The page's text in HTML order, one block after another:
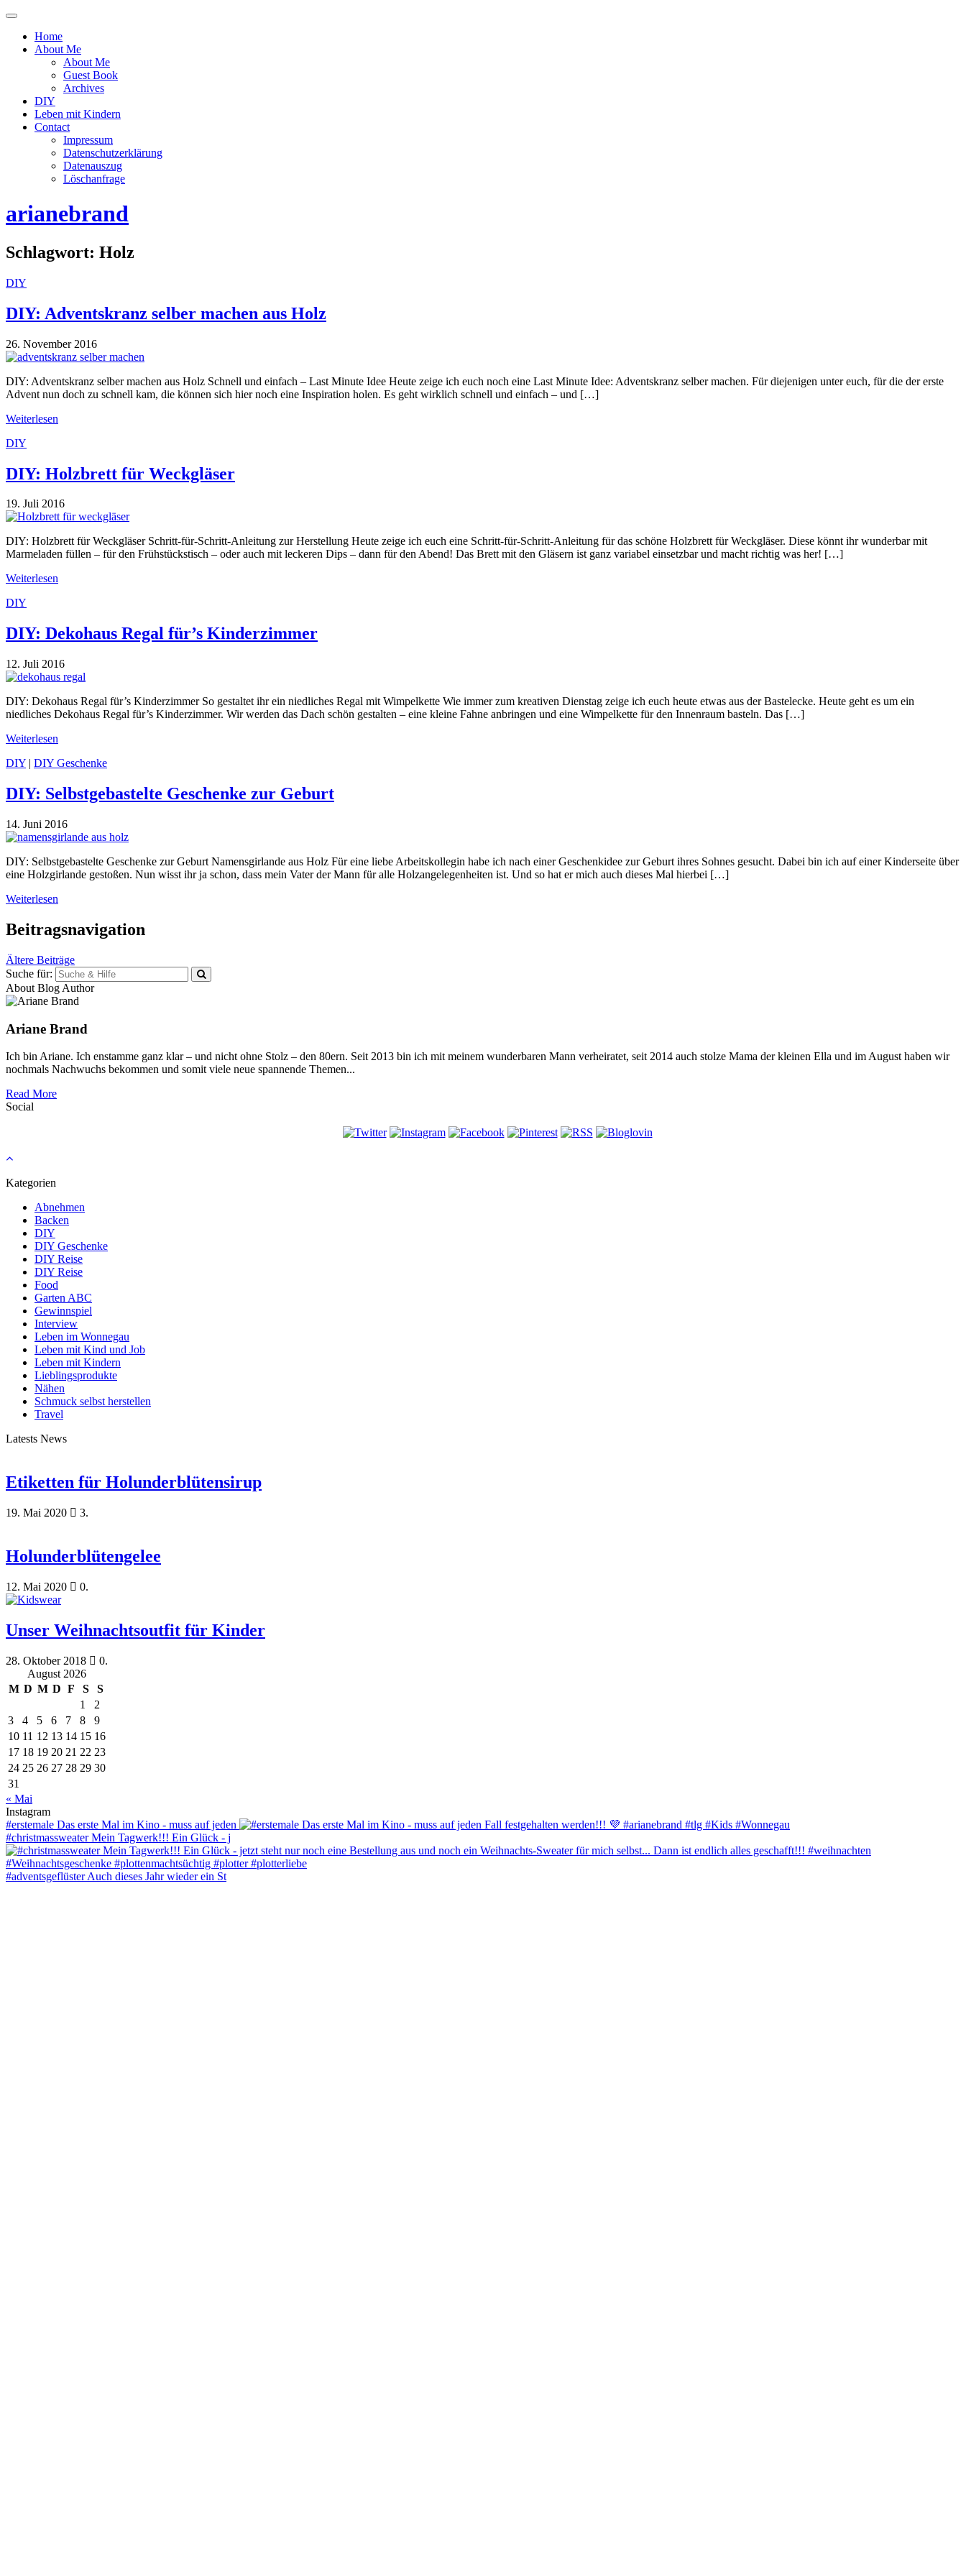
Menü
oder
ausblenden
Home
About Me
About Me
Guest Book
Archives
DIY
Leben mit Kindern
Contact
Impressum
Datenschutzerklärung
Datenauszug
Löschanfrage
arianebrand
Schlagwort: Holz
DIY
DIY: Adventskranz selber machen aus Holz
26. November 2016
DIY: Adventskranz selber machen aus Holz Schnell und einfach – Last Minute Idee Heute zeige ich euch noch eine Last Minute Idee: Adventskranz selber machen. Für diejenigen unter euch, für die der erste
Advent nun doch zu schnell kam, die können sich hier noch eine Inspiration holen. Es geht wirklich schnell und einfach – und […]
Weiterlesen
DIY
DIY: Holzbrett für Weckgläser
19. Juli 2016
DIY: Holzbrett für Weckgläser Schritt-für-Schritt-Anleitung zur Herstellung Heute zeige ich euch eine Schritt-für-Schritt-Anleitung für das schöne Holzbrett für Weckgläser. Diese könnt ihr wunderbar mit
Marmeladen füllen – für den Frühstückstisch – oder auch mit leckeren Dips – dann für den Abend! Das Brett mit den Gläsern ist ganz variabel einsetzbar und macht richtig was her! […]
Weiterlesen
DIY
DIY: Dekohaus Regal für’s Kinderzimmer
12. Juli 2016
DIY: Dekohaus Regal für’s Kinderzimmer So gestaltet ihr ein niedliches Regal mit Wimpelkette Wie immer zum kreativen Dienstag zeige ich euch heute etwas aus der Bastelecke. Heute geht es um ein
niedliches Dekohaus Regal für’s Kinderzimmer. Wir werden das Dach schön gestalten – eine kleine Fahne anbringen und eine Wimpelkette für den Innenraum basteln. Das […]
Weiterlesen
DIY | DIY Geschenke
DIY: Selbstgebastelte Geschenke zur Geburt
14. Juni 2016
DIY: Selbstgebastelte Geschenke zur Geburt Namensgirlande aus Holz Für eine liebe Arbeitskollegin habe ich nach einer Geschenkidee zur Geburt ihres Sohnes gesucht. Dabei bin ich auf einer Kinderseite über
eine Holzgirlande gestoßen. Nun wisst ihr ja schon, dass mein Vater der Mann für alle Holzangelegenheiten ist. Und so hat er mich auch dieses Mal hierbei […]
Weiterlesen
Beitragsnavigation
Ältere Beiträge
Suche für:
About Blog Author
Ariane Brand
Ich bin Ariane. Ich enstamme ganz klar – und nicht ohne Stolz – den 80ern. Seit 2013 bin ich mit meinem wunderbaren Mann verheiratet, seit 2014 auch stolze Mama der kleinen Ella und im August haben wir
nochmals Nachwuchs bekommen und somit viele neue spannende Themen...
Read More
Social
Kategorien
Abnehmen
Backen
DIY
DIY Geschenke
DIY Reise
DIY Reise
Food
Garten ABC
Gewinnspiel
Interview
Leben im Wonnegau
Leben mit Kind und Job
Leben mit Kindern
Lieblingsprodukte
Nähen
Schmuck selbst herstellen
Travel
Latests News
Etiketten für Holunderblütensirup
19. Mai 2020 3.
Holunderblütengelee
12. Mai 2020 0.
Unser Weihnachtsoutfit für Kinder
28. Oktober 2018
0.
August 2026
M D M D F S
S
1
2
3
4 5 6 7 8
9
10 11 12 13 14 15 16
17 18 19 20 21 22 23
24 25 26 27 28 29 30
31
« Mai
Instagram
#erstemale Das erste Mal im Kino - muss auf jeden
#christmassweater Mein Tagwerk!!! Ein Glück - j
#adventsgeflüster Auch dieses Jahr wieder ein St